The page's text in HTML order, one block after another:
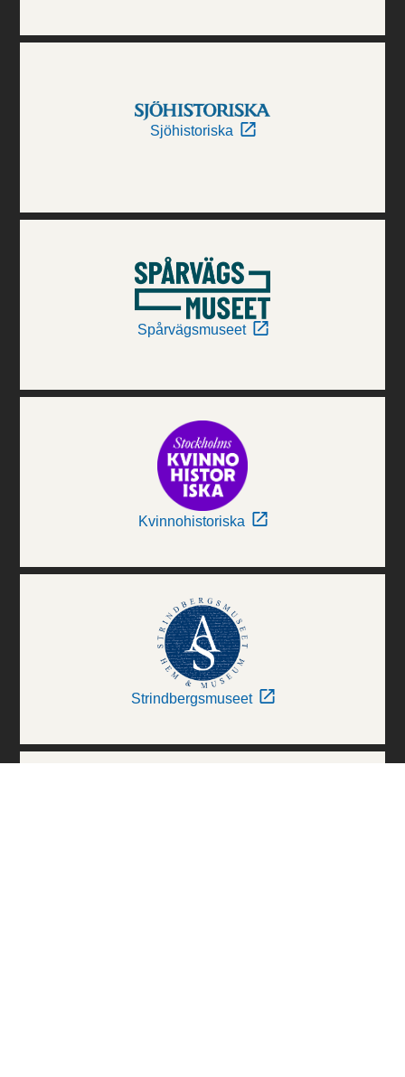
Sjöhistoriska
Spårvägsmuseet
Kvinnohistoriska
Strindbergsmuseet